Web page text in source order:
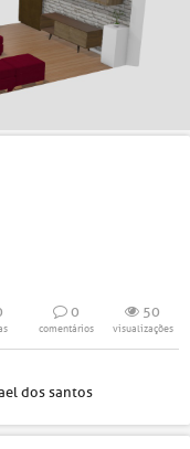
0
comentários
50
visualizações
dos santos